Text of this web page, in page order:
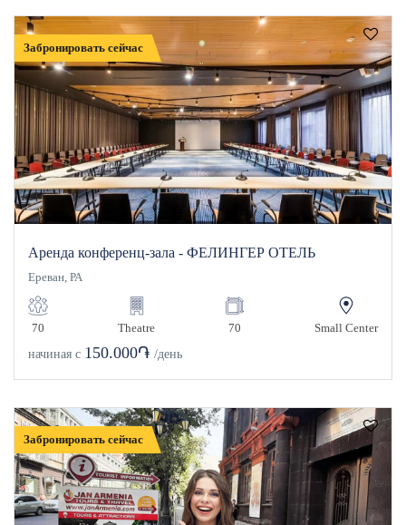
Забронировать сейчас
Аренда конференц-зала - ФЕЛИНГЕР ОТЕЛЬ
Ереван, РА
70 Theatre 70
Small Center
начиная с 150.000֏ /день
Забронировать сейчас